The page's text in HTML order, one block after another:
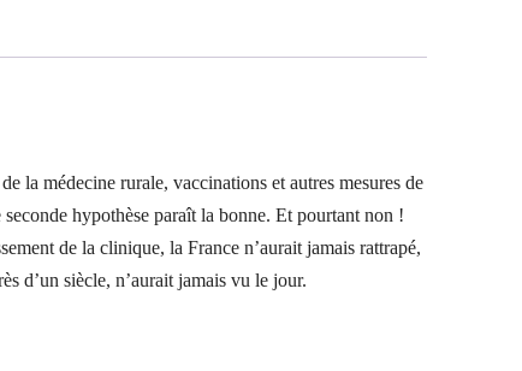
la médecine rurale, vaccinations et autres mesures de
hypothèse paraît la bonne. Et pourtant non !
de la clinique, la France n’aurait jamais rattrapé,
d’un siècle, n’aurait jamais vu le jour.